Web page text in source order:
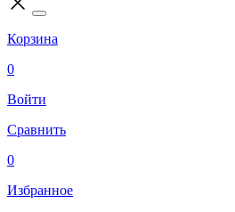
Корзина
0
Войти
Сравнить
0
Избранное